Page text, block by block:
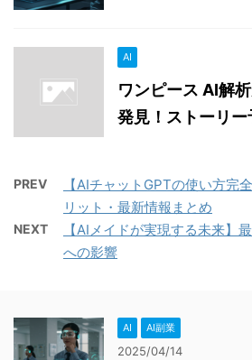
AI
ワンピース AI解
発見！ストーリ
PREV
【AIチャットGPTの使い方完
リット・最新情報まとめ
NEXT
【AIメイドが実現する未来】
への影響
AI AI副業
2025/04/14